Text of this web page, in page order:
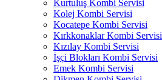
Kurtuluş Kombi Servisi
Kolej Kombi Servisi
Kocatepe Kombi Servisi
Kırkkonaklar Kombi Servisi
Kızılay Kombi Servisi
İşçi Blokları Kombi Servisi
Emek Kombi Servisi